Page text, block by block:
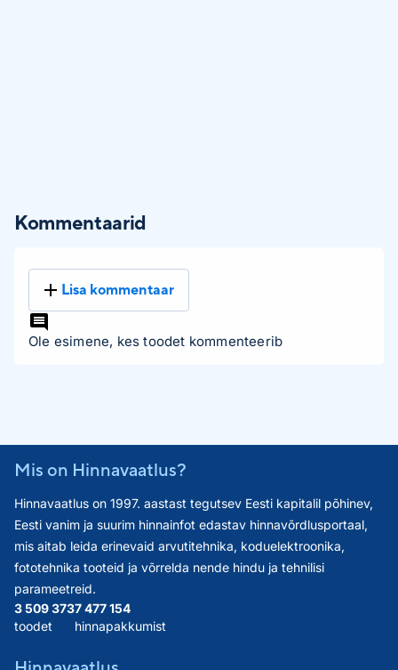
Kommentaarid
Lisa kommentaar
Ole esimene, kes toodet kommenteerib
Mis on Hinnavaatlus?
Hinnavaatlus on 1997. aastast tegutsev Eesti kapitalil põhinev,
Eesti vanim ja suurim hinnainfot edastav hinnavõrdlusportaal,
mis aitab leida erinevaid arvutitehnika, koduelektroonika,
fototehnika tooteid ja võrrelda nende hindu ja tehnilisi
parameetreid.
3 509 373
toodet
7 477 154
hinnapakkumist